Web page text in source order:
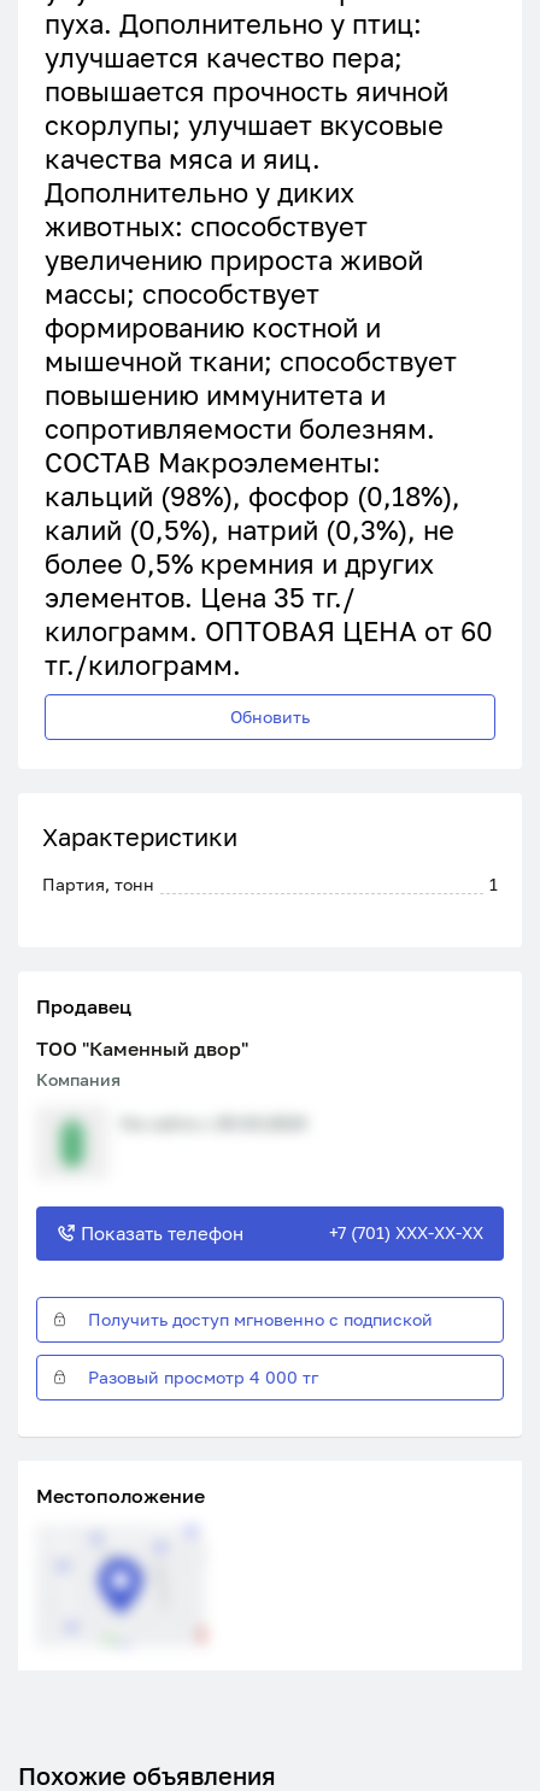
пуха. Дополнительно у птиц:
улучшается качество пера;
повышается прочность яичной
скорлупы; улучшает вкусовые
качества мяса и яиц.
Дополнительно у диких
животных: способствует
увеличению прироста живой
массы; способствует
формированию костной и
мышечной ткани; способствует
повышению иммунитета и
сопротивляемости болезням.
СОСТАВ Макроэлементы:
кальций (98%), фосфор (0,18%),
калий (0,5%), натрий (0,3%), не
более 0,5% кремния и других
элементов. Цена 35 тг./
килограмм. ОПТОВАЯ ЦЕНА от 60
тг./килограмм.
Обновить
Характеристики
Партия, тонн 1
Продавец
ТОО "Каменный двор"
Компания
Показать телефон +7 (701) XXX-XX-XX
Получить доступ мгновенно с подпиской
Разовый просмотр 4 000 тг
Местоположение
Похожие объявления